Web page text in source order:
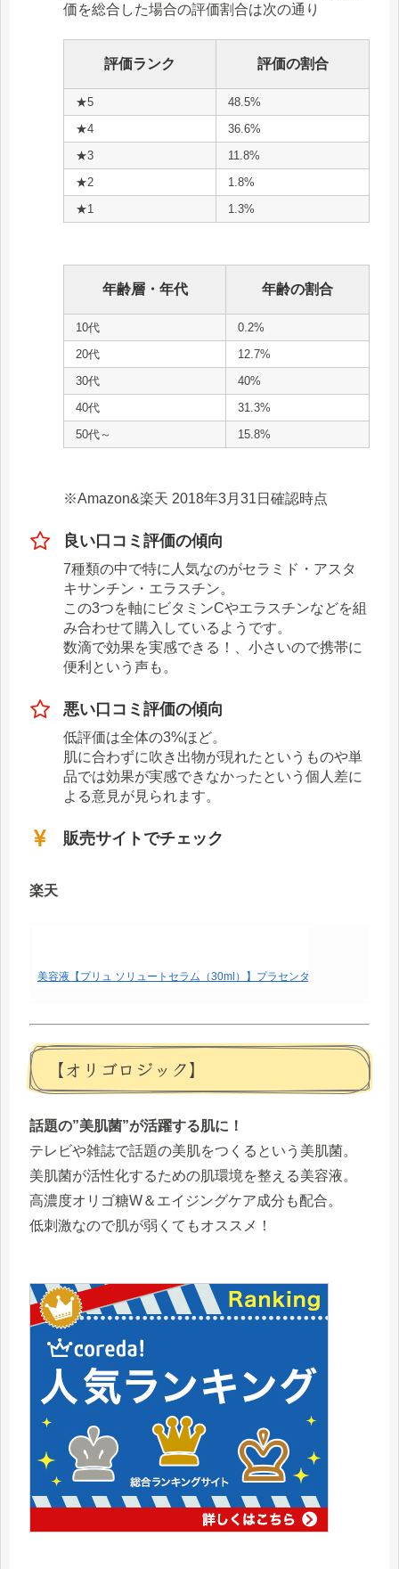
価を総合した場合の評価割合は次の通り
評価ランク 評価の割合
★5
48.5%
★4
36.6%
★3
11.8%
★2
1.8%
★1
1.3%
年齢層・年代 年齢の割合
10代
0.2%
20代
12.7%
30代
40%
40代
31.3%
50代～
15.8%
※Amazon&楽天 2018年3月31日確認時点
良い口コミ評価の傾向
7種類の中で特に人気なのがセラミド・アスタ
キサンチン・エラスチン。
この3つを軸にビタミンCやエラスチンなどを組
み合わせて購入しているようです。
数滴で効果を実感できる！、小さいので携帯に
便利という声も。
悪い口コミ評価の傾向
低評価は全体の3%ほど。
肌に合わずに吹き出物が現れたというものや単
品では効果が実感できなかったという個人差に
よる意見が見られます。
販売サイトでチェック
楽天
美容液【プリュ ソリュートセラム（30ml）】プラセンタ セラミド ビタミ
【オリゴロジック】
話題の”美肌菌”が活躍する肌に！
テレビや雑誌で話題の美肌をつくるという美肌菌。
美肌菌が活性化するための肌環境を整える美容液。
高濃度オリゴ糖W＆エイジングケア成分も配合。
低刺激なので肌が弱くてもオススメ！